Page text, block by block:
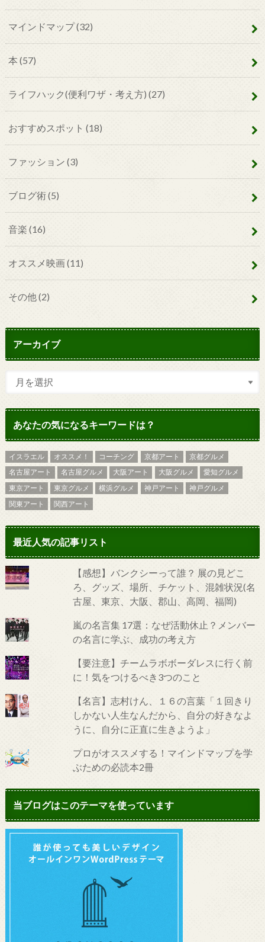
マインドマップ(32)
本 (57)
ライフハック(便利ワザ・考え方) (27)
おすすめスポット (18)
ファッション (3)
ブログ術(5)
音楽 (16)
オススメ映画(11)
その他(2)
アーカイブ
あなたの気になるキーワードは？
イスラエル オススメ！ コーチング 京都アート
京都グルメ
名古屋アート
名古屋グルメ 大阪アート 大阪グルメ
愛知グルメ
東京アート
東京グルメ 横浜グルメ 神戸アート
神戸グルメ
関東アート
関西アート
最近人気の記事リスト
【感想】バンクシーって誰？ 展の見どこ
ろ、グッズ、場所、チケット、混雑状況(名
古屋、東京、大阪、郡山、高岡、福岡)
嵐の名言集 17選：なぜ活動休止？メンバー
の名言に学ぶ、成功の考え方
【要注意】チームラボボーダレスに行く前
に！気をつけるべき3つのこと
【名言】志村けん、１６の言葉「１回きり
しかない人生なんだから、自分の好きなよ
うに、自分に正直に生きようよ」
プロがオススメする！マインドマップを学
ぶための必読本2冊
当ブログはこのテーマを使っています